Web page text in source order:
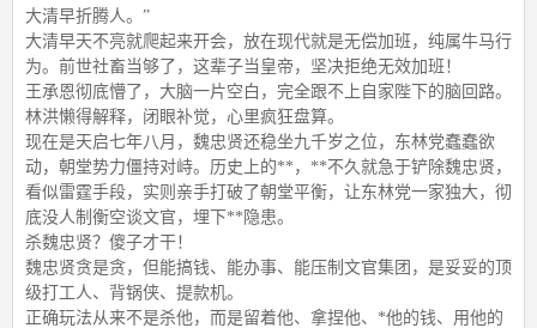
大清早折腾人。”
大清早天不亮就爬起来开会，放在现代就是无偿加班，纯属牛马行
为。前世社畜当够了，这辈子当皇帝，坚决拒绝无效加班！
王承恩彻底懵了，大脑一片空白，完全跟不上自家陛下的脑回路。
林洪懒得解释，闭眼补觉，心里疯狂盘算。
现在是天启七年八月，魏忠贤还稳坐九千岁之位，东林党蠢蠢欲
动，朝堂势力僵持对峙。历史上的**，**不久就急于铲除魏忠贤，
看似雷霆手段，实则亲手打破了朝堂平衡，让东林党一家独大，彻
底没人制衡空谈文官，埋下**隐患。
杀魏忠贤？傻子才干！
魏忠贤贪是贪，但能搞钱、能办事、能压制文官集团，是妥妥的顶
级打工人、背锅侠、提款机。
正确玩法从来不是杀他，而是留着他、拿捏他、*他的钱、用他的